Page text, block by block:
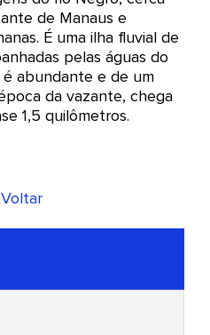
de Manaus e
É uma ilha fluvial de
pelas águas do
abundante e de um
da vazante, chega
1,5 quilômetros.
Voltar